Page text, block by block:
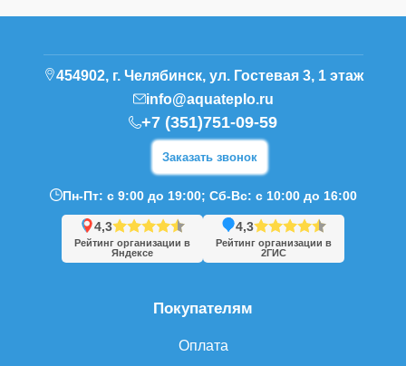
Покупателям
Оплата
454902, г. Челябинск, ул. Гостевая 3, 1 этаж
info@aquateplo.ru
+7 (351)751-09-59
Заказать звонок
Пн-Пт: с 9:00 до 19:00; Сб-Вс: с 10:00 до 16:00
4,3
Рейтинг организации в
Яндексе
4,3
Рейтинг организации в
2ГИС